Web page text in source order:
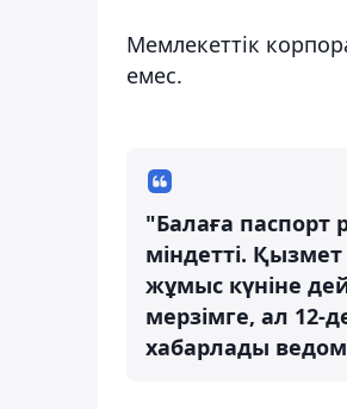
Мемлекеттік
емес.
"Балаға паспорт
міндетті.
жұмыс күніне
мерзімге, ал 12-
хабарлады